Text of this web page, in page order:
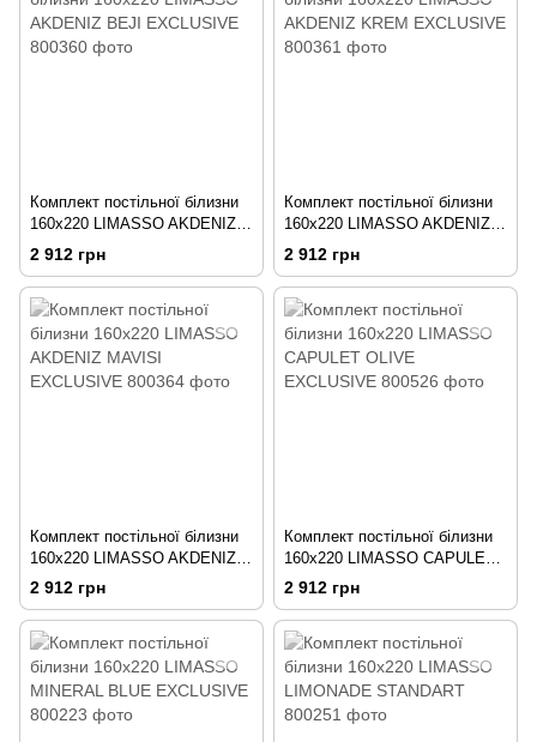
Комплект постільної білизни
160х220 LIMASSO AKDENIZ
BEJI EXCLUSIVE
2 912 грн
Комплект постільної білизни
160х220 LIMASSO AKDENIZ
KREM EXCLUSIVE
2 912 грн
Комплект постільної білизни
160х220 LIMASSO AKDENIZ
MAVISI EXCLUSIVE
2 912 грн
Комплект постільної білизни
160х220 LIMASSO CAPULET
OLIVE EXCLUSIVE
2 912 грн